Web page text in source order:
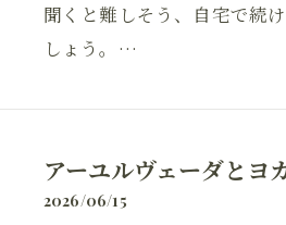
聞くと難しそう、自宅で続
しょう。…
アーユルヴェーダとヨ
2026/06/15